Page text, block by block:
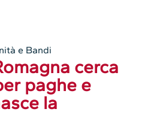
e Bandi
cerca
paghe e
la